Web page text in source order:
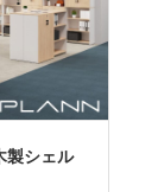
製シェル